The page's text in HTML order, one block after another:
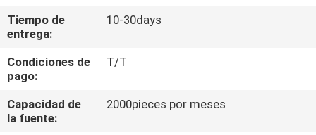
FÁBRICA
CONTROL
DE
CALIDAD
Tiempo de
entrega:
10-30days
Condiciones de
pago:
T/T
Capacidad de
la fuente:
2000pieces por meses